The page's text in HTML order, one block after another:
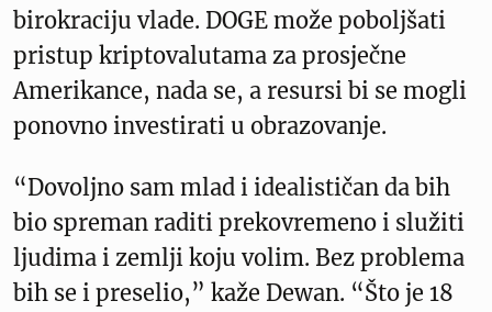
birokraciju vlade. DOGE može poboljšati
pristup kriptovalutama za prosječne
Amerikance, nada se, a resursi bi se mogli
ponovno investirati u obrazovanje.
“Dovoljno sam mlad i idealističan da bih
bio spreman raditi prekovremeno i služiti
ljudima i zemlji koju volim. Bez problema
bih se i preselio,” kaže Dewan. “Što je 18